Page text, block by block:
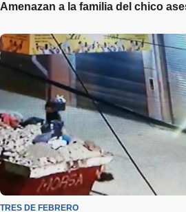
Amenazan a la familia del chico
TRES DE FEBRERO